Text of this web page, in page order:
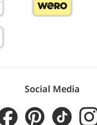
Social Media